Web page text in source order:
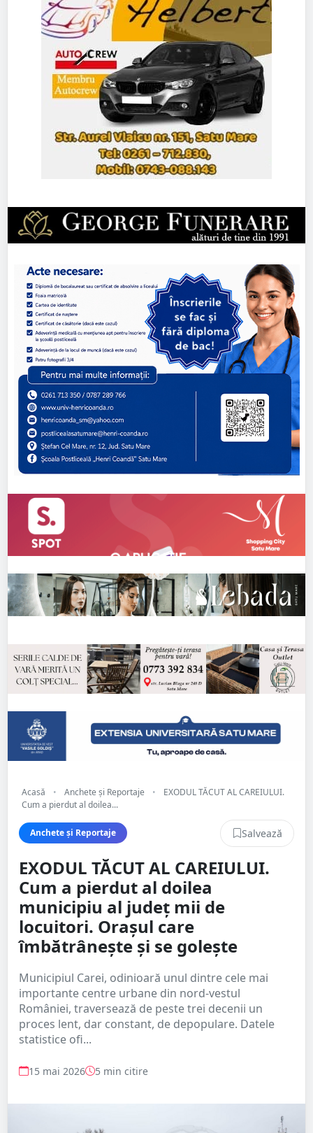
Acasă • Anchete și Reportaje •
EXODUL TĂCUT AL CAREIULUI.
Cum a pierdut al doilea...
Anchete și Reportaje Salvează
EXODUL TĂCUT AL CAREIULUI.
Cum a pierdut al doilea
municipiu al județ mii de
locuitori. Orașul care
îmbătrânește și se golește
Municipiul Carei, odinioară unul dintre cele mai
importante centre urbane din nord-vestul
României, traversează de peste trei decenii un
proces lent, dar constant, de depopulare. Datele
statistice ofi...
15 mai 2026 5 min citire